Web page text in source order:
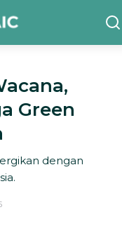
Green
dengan